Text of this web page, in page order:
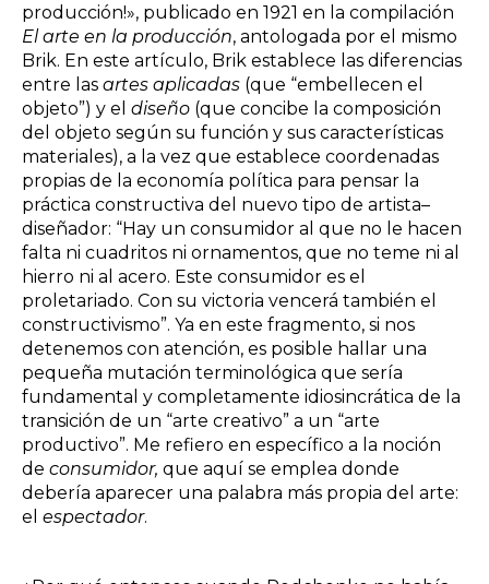
producción!», publicado en 1921 en la compilación
El arte en la producción, antologada por el mismo
Brik. En este artículo, Brik establece las diferencias
entre las artes aplicadas (que “embellecen el
objeto”) y el diseño (que concibe la composición
del objeto según su función y sus características
materiales), a la vez que establece coordenadas
propias de la economía política para pensar la
práctica constructiva del nuevo tipo de artista–
diseñador: “Hay un consumidor al que no le hacen
falta ni cuadritos ni ornamentos, que no teme ni al
hierro ni al acero. Este consumidor es el
proletariado. Con su victoria vencerá también el
constructivismo”. Ya en este fragmento, si nos
detenemos con atención, es posible hallar una
pequeña mutación terminológica que sería
fundamental y completamente idiosincrática de la
transición de un “arte creativo” a un “arte
productivo”. Me refiero en específico a la noción
de consumidor, que aquí se emplea donde
debería aparecer una palabra más propia del arte:
el espectador.